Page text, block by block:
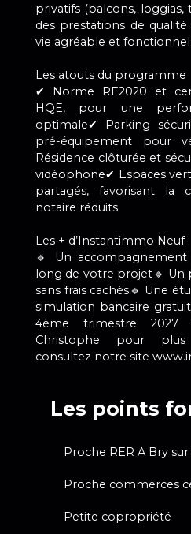
privatifs (balcons, loggias,
des prestations de
vie agréable et fonctionnel.
Les atouts du programme
✔ Norme RE2020 et
HQE, pour une
optimale✔ Parking
pré-équipement pour
Résidence clôturée et
vidéophone✔ Espaces
partagés, favorisant la
notaire réduits
Les + d’Instantimmo Neuf
🔹 Un
long de votre projet🔹
sans frais cachés🔹 Une
simulation bancaire
4ème trimestre 2027
Christophe pour plus
consultez notre site
Les points
Proche RER A Bry
Petite copropriété